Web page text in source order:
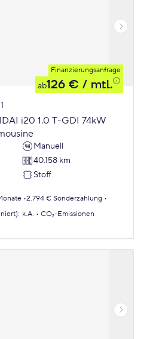
Finanzierungsanfrage
ab126 € / mtl.
i20 1.0 T-GDI 74kW
Manuell
40.158 km
Stoff
2.794 € Sonderzahlung
: k.A.
CO₂-Emissionen